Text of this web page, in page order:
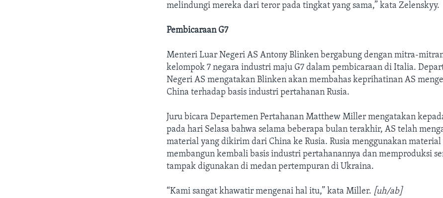
melindungi mereka dari teror pada tingkat yang sama,” kata Zelenskyy.
Pembicaraan G7
Menteri Luar Negeri AS Antony Blinken bergabung dengan mitra-
kelompok 7 negara industri maju G7 dalam pembicaraan di Italia.
Negeri AS mengatakan Blinken akan membahas keprihatinan AS
China terhadap basis industri pertahanan Rusia.
Juru bicara Departemen Pertahanan Matthew Miller mengatakan
pada hari Selasa bahwa selama beberapa bulan terakhir, AS telah
material yang dikirim dari China ke Rusia. Rusia menggunakan
membangun kembali basis industri pertahanannya dan memproduksi
tampak digunakan di medan pertempuran di Ukraina.
“Kami sangat khawatir mengenai hal itu,” kata Miller. [uh/ab]